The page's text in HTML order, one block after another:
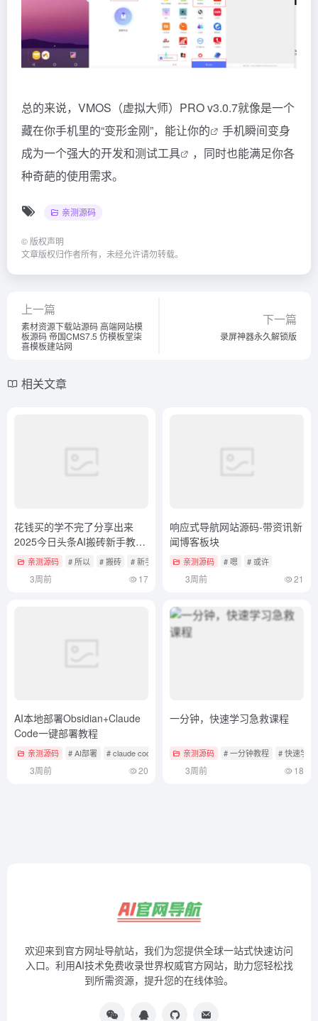
总的来说，VMOS（虚拟大师）PRO v3.0.7就像是一个
藏在你手机里的“变形金刚”，能让你的
手机瞬间变身
成为一个强大的开发和测试工具
，同时也能满足你各
种奇葩的使用需求。
亲测源码
©版权声明
文章版权归作者所有，未经允许请勿转载。
上一篇
素材资源下载站源码 高端网站模
板源码 帝国CMS7.5 仿模板堂柒
喜模板建站网
下一篇
录屏神器永久解锁版
相关文章
花钱买的学不完了分享出来
2025今日头条AI搬砖新手教程
视频教学
亲测源码 # 所以 # 搬砖 # 新手教程
3周前 17
响应式导航网站源码-带资讯新
闻博客板块
亲测源码 # 嗯 # 或许
3周前 21
AI本地部署Obsidian+Claude
Code一键部署教程
亲测源码 # AI部署 # claude code # Obsidian
3周前 20
一分钟，快速学习急救课程
亲测源码 # 一分钟教程 # 快速学习
3周前 18
欢迎来到官方网址导航站，我们为您提供全球一站式快速访问
入口。利用AI技术免费收录世界权威官方网站，助力您轻松找
到所需资源，提升您的在线体验。